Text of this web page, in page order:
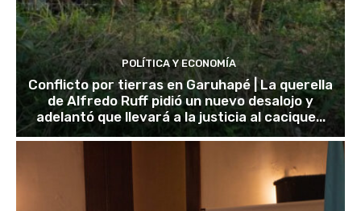
POLÍTICA Y ECONOMÍA
Conflicto por tierras en Garuhapé | La querella
de Alfredo Ruff pidió un nuevo desalojo y
adelantó que llevará a la justicia al cacique...